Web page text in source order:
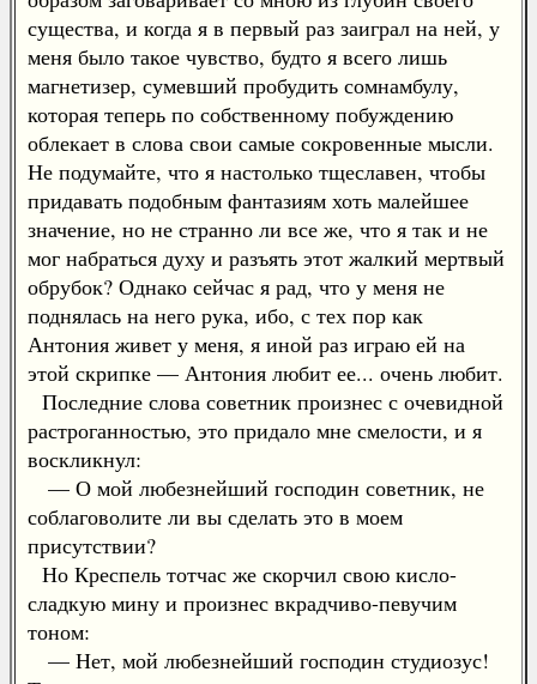
существа, и когда я в первый раз заиграл на ней, у
меня было такое чувство, будто я всего лишь
магнетизер, сумевший пробудить сомнамбулу,
которая теперь по собственному побуждению
облекает в слова свои самые сокровенные мысли.
Не подумайте, что я настолько тщеславен, чтобы
придавать подобным фантазиям хоть малейшее
значение, но не странно ли все же, что я так и не
мог набраться духу и разъять этот жалкий мертвый
обрубок? Однако сейчас я рад, что у меня не
поднялась на него рука, ибо, с тех пор как
Антония живет у меня, я иной раз играю ей на
этой скрипке — Антония любит ее... очень любит.
Последние слова советник произнес с очевидной
растроганностью, это придало мне смелости, и я
воскликнул:
— О мой любезнейший господин советник, не
соблаговолите ли вы сделать это в моем
присутствии?
Но Креспель тотчас же скорчил свою кисло-
сладкую мину и произнес вкрадчиво-певучим
тоном:
— Нет, мой любезнейший господин студиозус!